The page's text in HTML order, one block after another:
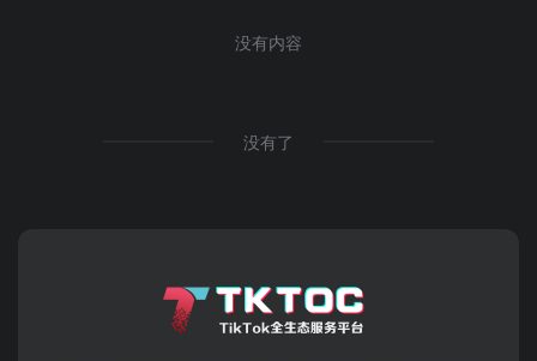
没有内容
没有了